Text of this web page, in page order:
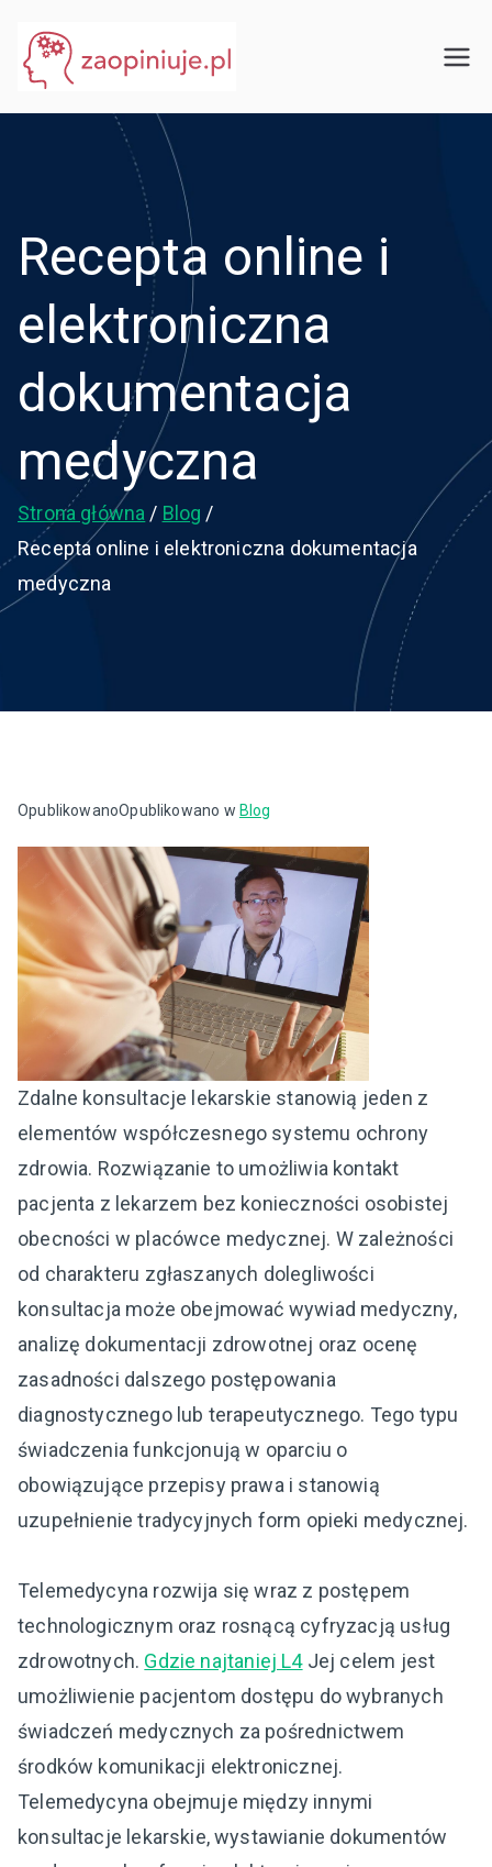
treści
Recepta online i
elektroniczna
dokumentacja
medyczna
Strona główna
Blog
Recepta online i elektroniczna dokumentacja
medyczna
OpublikowanoOpublikowano w Blog
Zdalne konsultacje lekarskie stanowią jeden z
elementów współczesnego systemu ochrony
zdrowia. Rozwiązanie to umożliwia kontakt
pacjenta z lekarzem bez konieczności osobistej
obecności w placówce medycznej. W zależności
od charakteru zgłaszanych dolegliwości
konsultacja może obejmować wywiad medyczny,
analizę dokumentacji zdrowotnej oraz ocenę
zasadności dalszego postępowania
diagnostycznego lub terapeutycznego. Tego typu
świadczenia funkcjonują w oparciu o
obowiązujące przepisy prawa i stanowią
uzupełnienie tradycyjnych form opieki medycznej.
Telemedycyna rozwija się wraz z postępem
technologicznym oraz rosnącą cyfryzacją usług
zdrowotnych. Gdzie najtaniej L4Jej celem jest
umożliwienie pacjentom dostępu do wybranych
świadczeń medycznych za pośrednictwem
środków komunikacji elektronicznej.
Telemedycyna obejmuje między innymi
konsultacje lekarskie, wystawianie dokumentów